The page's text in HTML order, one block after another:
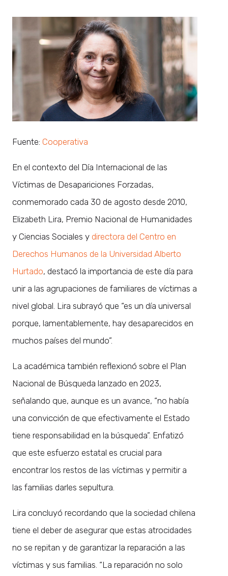
Fuente: Cooperativa
En el contexto del Día Internacional de las
Víctimas de Desapariciones Forzadas,
conmemorado cada 30 de agosto desde 2010,
Elizabeth Lira, Premio Nacional de Humanidades
y Ciencias Sociales y directora del Centro en
Derechos Humanos de la Universidad Alberto
Hurtado, destacó la importancia de este día para
unir a las agrupaciones de familiares de víctimas a
nivel global. Lira subrayó que “es un día universal
porque, lamentablemente, hay desaparecidos en
muchos países del mundo”.
La académica también reflexionó sobre el Plan
Nacional de Búsqueda lanzado en 2023,
señalando que, aunque es un avance, “no había
una convicción de que efectivamente el Estado
tiene responsabilidad en la búsqueda”. Enfatizó
que este esfuerzo estatal es crucial para
encontrar los restos de las víctimas y permitir a
las familias darles sepultura.
Lira concluyó recordando que la sociedad chilena
tiene el deber de asegurar que estas atrocidades
no se repitan y de garantizar la reparación a las
víctimas y sus familias. “La reparación no solo